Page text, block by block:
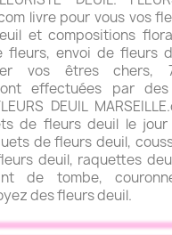
livre pour vous vos
et compositions
fleurs, envoi de fleurs
vos êtres chers,
effectuées par
DEUIL
de fleurs deuil le
de fleurs deuil,
deuil, raquettes
de tombe,
des fleurs deuil.